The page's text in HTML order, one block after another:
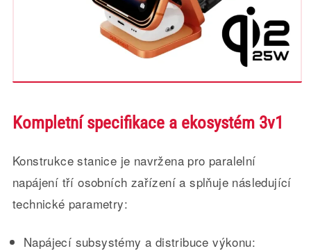
Kompletní specifikace a ekosystém 3v1
Konstrukce stanice je navržena pro paralelní
napájení tří osobních zařízení a splňuje následující
technické parametry:
Napájecí subsystémy a distribuce výkonu: